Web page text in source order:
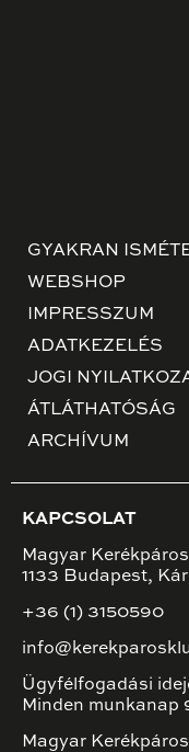
GYAKRAN
WEBSHOP
IMPRESSZUM
ADATKEZELÉS
JOGI
ÁTLÁTHATÓSÁG
ARCHÍVUM
KAPCSOLAT
Magyar
1133 Budapest,
+36 (1) 3150590
Ügyfélfogadási
Minden munkanap
Magyar